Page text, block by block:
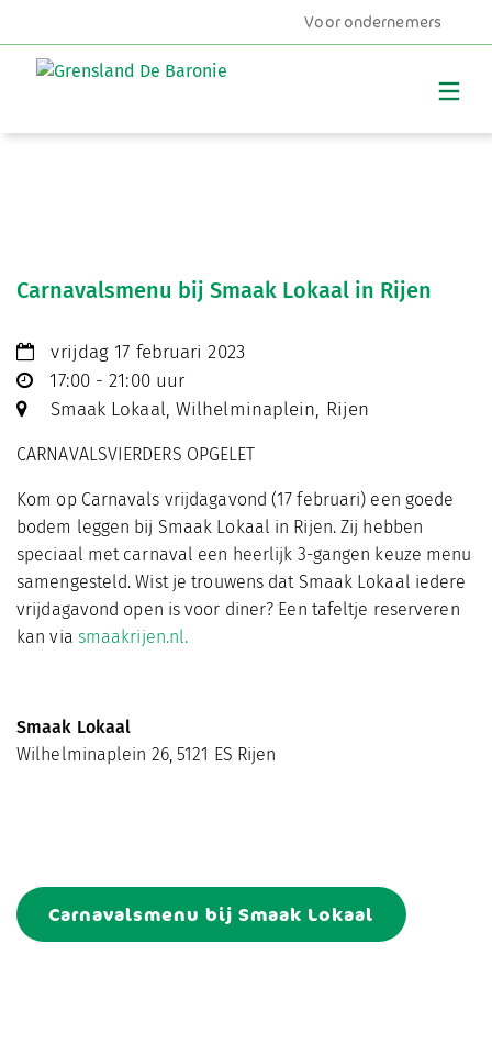
Voor ondernemers
Carnavalsmenu bij Smaak Lokaal in Rijen
vrijdag 17 februari 2023
17:00 - 21:00 uur
Smaak Lokaal, Wilhelminaplein, Rijen
CARNAVALSVIERDERS OPGELET
Kom op Carnavals vrijdagavond (17 februari) een goede
bodem leggen bij Smaak Lokaal in Rijen. Zij hebben
speciaal met carnaval een heerlijk 3-gangen keuze menu
samengesteld. Wist je trouwens dat Smaak Lokaal iedere
vrijdagavond open is voor diner? Een tafeltje reserveren
kan via smaakrijen.nl.
Smaak Lokaal
Wilhelminaplein 26, 5121 ES Rijen
Carnavalsmenu bij Smaak Lokaal